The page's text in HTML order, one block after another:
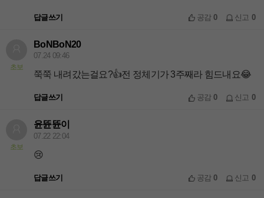
답글쓰기 공감0 신고 0
초보
BoNBoN20
07.24 09:46
쭉쭉 내려갔는걸요?👍전 정체기가 3주째라 힘드내요😂
답글쓰기 공감0 신고 0
초보
윤뜐뜐이
07.22 22:04
😢
답글쓰기 공감0 신고 0